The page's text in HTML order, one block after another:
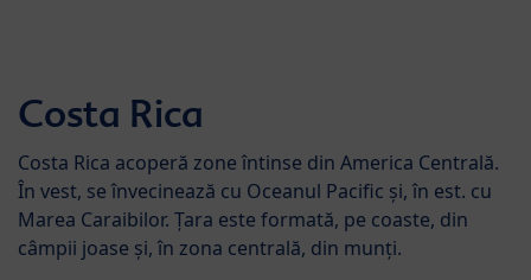
Costa Rica
Costa Rica acoperă zone întinse din America Centrală.
În vest, se învecinează cu Oceanul Pacific și, în est. cu
Marea Caraibilor. Țara este formată, pe coaste, din
câmpii joase și, în zona centrală, din munți.